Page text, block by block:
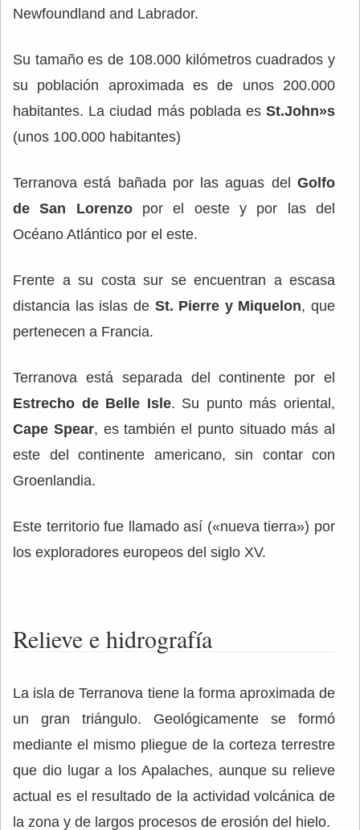
Newfoundland and Labrador.
Su tamaño es de 108.000 kilómetros cuadrados y
su población aproximada es de unos 200.000
habitantes. La ciudad más poblada es St.John»s
(unos 100.000 habitantes)
Terranova está bañada por las aguas del Golfo
de San Lorenzopor el oeste y por las del
Océano Atlántico por el este.
Frente a su costa sur se encuentran a escasa
distancia las islas de St. Pierre y Miquelon, que
pertenecen a Francia.
Terranova está separada del continente por el
Estrecho de Belle Isle. Su punto más oriental,
Cape Spear, es también el punto situado más al
este del continente americano, sin contar con
Groenlandia.
Este territorio fue llamado así («nueva tierra») por
los exploradores europeos del siglo XV.
Relieve e hidrografía
La isla de Terranova tiene la forma aproximada de
un gran triángulo. Geológicamente se formó
mediante el mismo pliegue de la corteza terrestre
que dio lugar a los Apalaches, aunque su relieve
actual es el resultado de la actividad volcánica de
la zona y de largos procesos de erosión del hielo.